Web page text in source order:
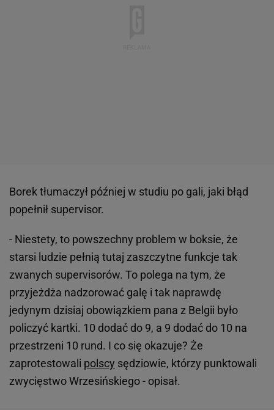
Borek tłumaczył później w studiu po gali, jaki błąd
popełnił supervisor.
- Niestety, to powszechny problem w boksie, że
starsi ludzie pełnią tutaj zaszczytne funkcje tak
zwanych supervisorów. To polega na tym, że
przyjeżdża nadzorować galę i tak naprawdę
jedynym dzisiaj obowiązkiem pana z Belgii było
policzyć kartki. 10 dodać do 9, a 9 dodać do 10 na
przestrzeni 10 rund. I co się okazuje? Że
zaprotestowali polscy sędziowie, którzy punktowali
zwycięstwo Wrzesińskiego - opisał.